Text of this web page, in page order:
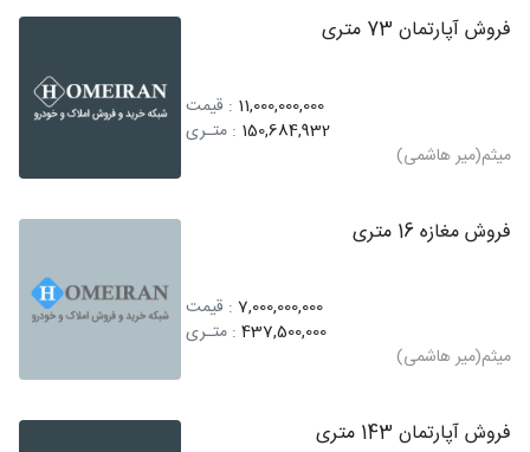
فروش آپارتمان 73 متری
11,000,000,000 : قیمت
150,684,932 : متـری
میثم(میر هاشمی)
فروش مغازه 16 متری
7,000,000,000 : قیمت
437,500,000 : متـری
میثم(میر هاشمی)
فروش آپارتمان 143 متری